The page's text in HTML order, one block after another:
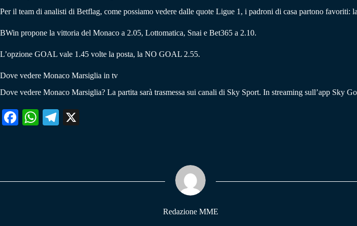
Per il team di analisti di Betflag, come possiamo vedere dalle quote Ligue 1, i padroni di casa partono
BWin propone la vittoria del Monaco a 2.05, Lottomatica, Snai e Bet365 a 2.10.
L’opzione GOAL vale 1.45 volte la posta, la NO GOAL 2.55.
Dove vedere Monaco Marsiglia in tv
Dove vedere Monaco Marsiglia? La partita sarà trasmessa sui canali di Sky Sport. In streaming sull’app Sky
Fa W
pp
Te
m
Redazione MME